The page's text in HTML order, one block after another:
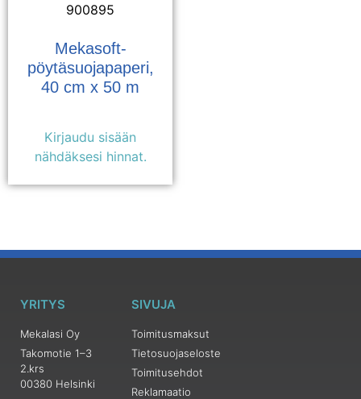
900895
Mekasoft-
pöytäsuojapaperi,
40 cm x 50 m
Kirjaudu sisään
nähdäksesi hinnat.
YRITYS
Mekalasi Oy
Takomotie 1–3
2.krs
00380 Helsinki
SIVUJA
Toimitusmaksut
Tietosuojaseloste
Toimitusehdot
Reklamaatio